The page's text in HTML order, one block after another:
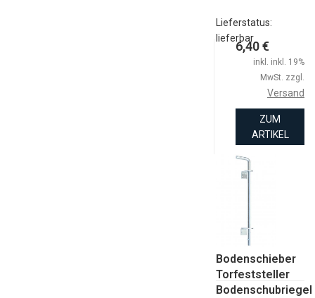
Lieferstatus:
lieferbar
6,40 €
inkl. inkl. 19%
MwSt. zzgl.
Versand
ZUM
ARTIKEL
Bodenschieber
Torfeststeller
Bodenschubriegel